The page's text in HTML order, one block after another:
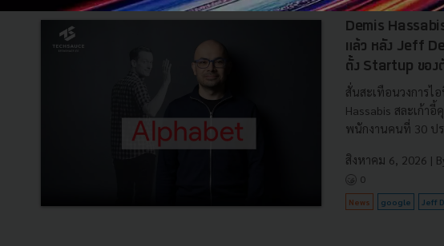
Demis
แล้ว หลัง Jeff
ตั้ง Startup ของตั
สั่นสะเทือนวงการไ
Hassabis สละเก้า
พนักงานคนที่ 30 ป
สิงหาคม 6, 2026 |
0
News google Jeff